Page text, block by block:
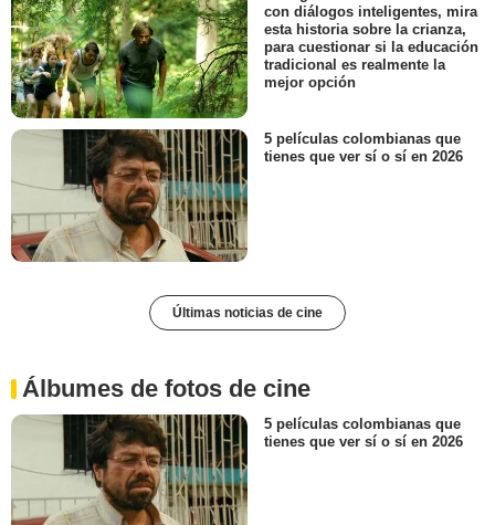
con diálogos inteligentes, mira
esta historia sobre la crianza,
para cuestionar si la educación
tradicional es realmente la
mejor opción
5 películas colombianas que
tienes que ver sí o sí en 2026
Últimas noticias de cine
Álbumes de fotos de cine
5 películas colombianas que
tienes que ver sí o sí en 2026